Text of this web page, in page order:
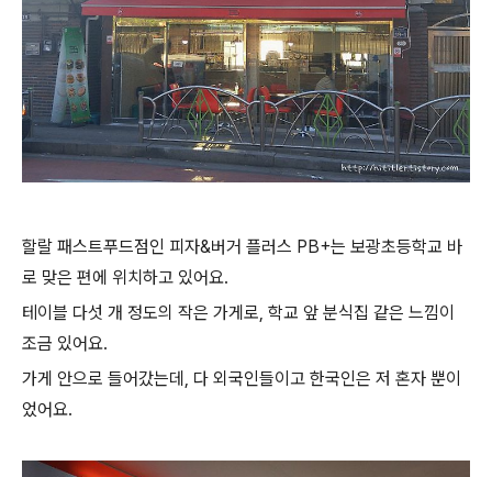
할랄 패스트푸드점인 피자&버거 플러스 PB+는 보광초등학교 바
로 맞은 편에 위치하고 있어요.
테이블 다섯 개 정도의 작은 가게로, 학교 앞 분식집 같은 느낌이
조금 있어요.
가게 안으로 들어갔는데, 다 외국인들이고 한국인은 저 혼자 뿐이
었어요.